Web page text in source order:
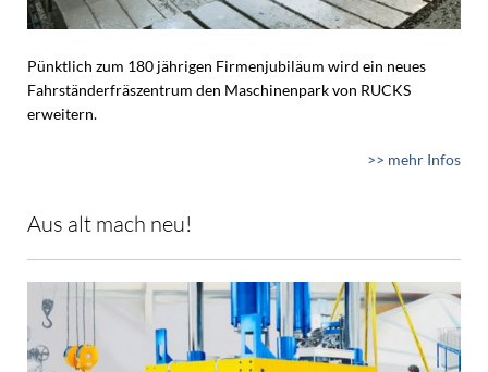
Pünktlich zum 180 jährigen Firmenjubiläum wird ein neues
Fahrständerfräszentrum den Maschinenpark von RUCKS
erweitern.
>> mehr Infos
Aus alt mach neu!